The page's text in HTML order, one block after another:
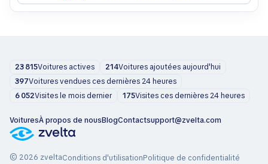
23 815Voitures actives 214Voitures ajoutées aujourd'hui
397Voitures vendues ces dernières 24 heures
6 052Visites le mois dernier 175Visites ces dernières 24 heures
VoituresÀ propos de nousBlogContactsupport@zvelta.com
© 2026 zveltaConditions d'utilisationPolitique de confidentialité